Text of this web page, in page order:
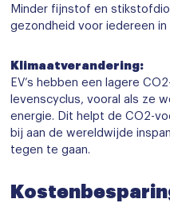
Minder fijnstof en
gezondheid voor iedereen in
Klimaatverandering:
EV’s hebben een lagere
levenscyclus, vooral als ze
energie. Dit helpt de CO2-
bij aan de wereldwijde
tegen te gaan.